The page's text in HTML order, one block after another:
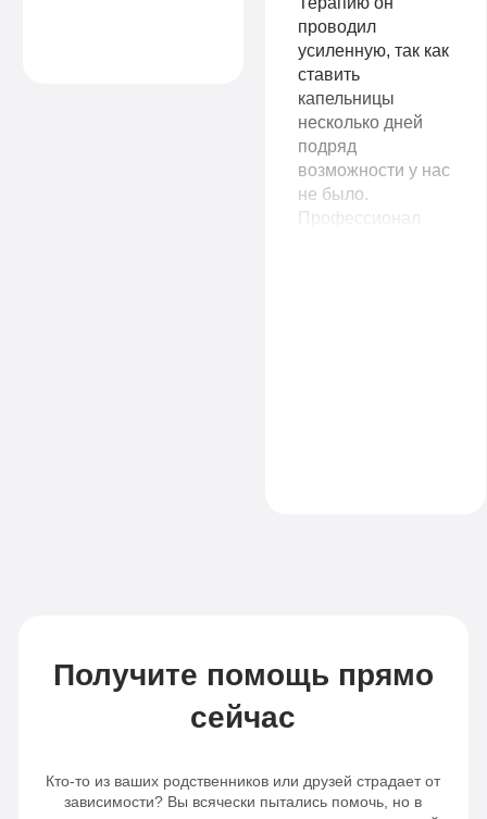
проводил
усиленную, так как
ставить
капельницы
несколько дней
подряд
возможности у нас
не было.
Профессионал
Получите помощь прямо
сейчас
Кто-то из ваших родственников или друзей страдает от
зависимости? Вы всячески пытались помочь, но в